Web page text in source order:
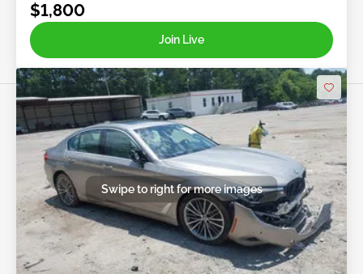
$1,800
Join Live
Swipe to right for more images